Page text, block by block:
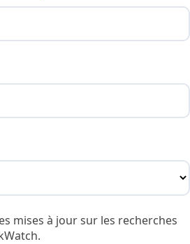
mises à jour sur les recherches